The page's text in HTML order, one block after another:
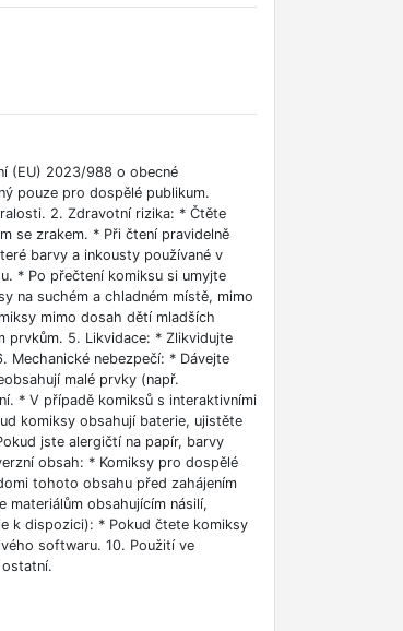
(EU) 2023/988 o obecné
pouze pro dospělé publikum.
2. Zdravotní rizika: * Čtěte
se zrakem. * Při čtení pravidelně
barvy a inkousty používané v
* Po přečtení komiksu si umyjte
na suchém a chladném místě, mimo
mimo dosah dětí mladších
prvkům. 5. Likvidace: * Zlikvidujte
Mechanické nebezpečí: * Dávejte
malé prvky (např.
* V případě komiksů s interaktivními
komiksy obsahují baterie, ujistěte
jste alergičtí na papír, barvy
obsah: * Komiksy pro dospělé
tohoto obsahu před zahájením
obsahujícím násilí,
k dispozici): * Pokud čtete komiksy
softwaru. 10. Použití ve